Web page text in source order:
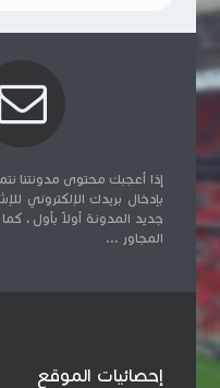
إذا أعجبك محتوى مدونتنا
بإدخال بريدك الإلكتروني
جديد المدونة أولاً بأول ،
المجاور ...
إحصائيات الموقع